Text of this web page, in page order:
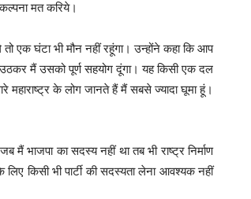
मत करिये।
एक घंटा भी मौन नहीं रहूंगा। उन्होंने कहा कि आप
उठकर मैं उसको पूर्ण सहयोग दूंगा। यह किसी एक दल
महाराष्ट्र के लोग जानते हैं मैं सबसे ज्यादा घूमा हूं।
मैं भाजपा का सदस्य नहीं था तब भी राष्ट्र निर्माण
किसी भी पार्टी की सदस्यता लेना आवश्यक नहीं